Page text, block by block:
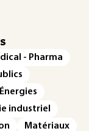
- Pharma
Énergies
industriel
Matériaux